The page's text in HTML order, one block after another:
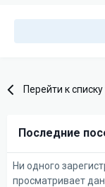
Перейти к списку
Последние
Ни одного
просматривает